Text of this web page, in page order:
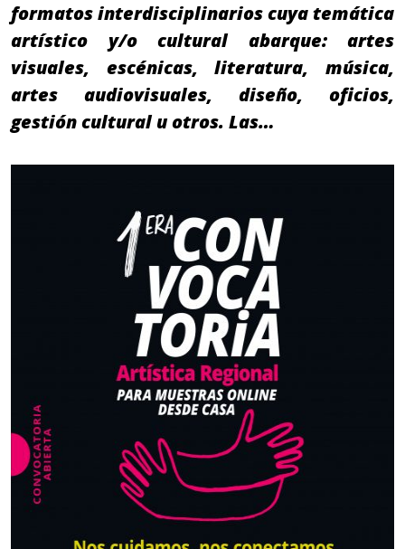
formatos interdisciplinarios cuya temática
artístico y/o cultural abarque: artes
visuales, escénicas, literatura, música,
artes audiovisuales, diseño, oficios,
gestión cultural u otros. Las…